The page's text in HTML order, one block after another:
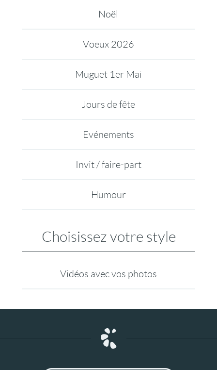
Noël
Voeux 2026
Muguet 1er Mai
Jours de fête
Evénements
Invit / faire-part
Humour
Choisissez votre style
Vidéos avec vos photos